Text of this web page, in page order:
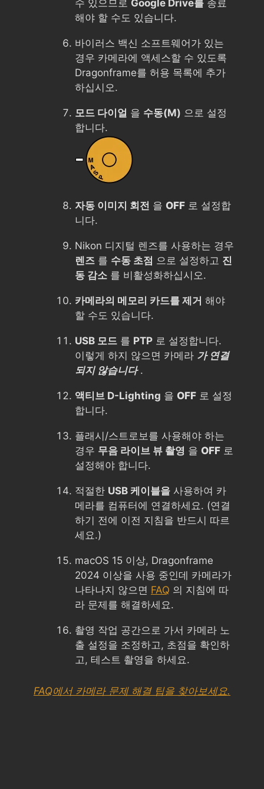
수 있으므로 Google Drive를 종료
해야 할 수도 있습니다.
바이러스 백신 소프트웨어가 있는
경우 카메라에 액세스할 수 있도록
Dragonframe를 허용 목록에 추가
하십시오.
모드 다이얼 을 수동(M) 으로 설정
합니다.
자동 이미지 회전 을 OFF 로 설정합
니다.
Nikon 디지털 렌즈를 사용하는 경우
렌즈 를 수동 초점 으로 설정하고 진
동 감소 를 비활성화하십시오.
카메라의 메모리 카드를 제거 해야
할 수도 있습니다.
USB 모드 를 PTP 로 설정합니다.
이렇게 하지 않으면 카메라 가 연결
되지 않습니다.
액티브 D-Lighting 을 OFF 로 설정
합니다.
플래시/스트로보를 사용해야 하는
경우 무음 라이브 뷰 촬영 을 OFF 로
설정해야 합니다.
적절한 USB 케이블을 사용하여 카
메라를 컴퓨터에 연결하세요. (연결
하기 전에 이전 지침을 반드시 따르
세요.)
macOS 15 이상, Dragonframe
2024 이상을 사용 중인데 카메라가
나타나지 않으면 FAQ 의 지침에 따
라 문제를 해결하세요.
촬영 작업 공간으로 가서 카메라 노
출 설정을 조정하고, 초점을 확인하
고, 테스트 촬영을 하세요.
FAQ에서 카메라 문제 해결 팁을 찾아보세요.